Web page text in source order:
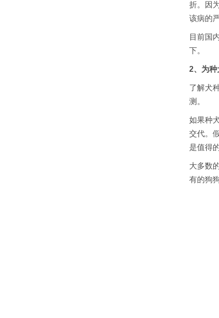
折。因
该病的
目前国
下。
2、为种
了解犬
测。
如果种
交代。
是值得
大多数
有的狗